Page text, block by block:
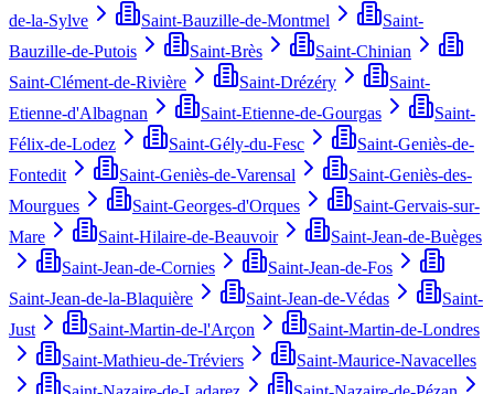
de-la-Sylve
Saint-Bauzille-de-Montmel
Saint-
Bauzille-de-Putois
Saint-Brès
Saint-Chinian
Saint-Clément-de-Rivière
Saint-Drézéry
Saint-
Etienne-d'Albagnan
Saint-Etienne-de-Gourgas
Saint-
Félix-de-Lodez
Saint-Gély-du-Fesc
Saint-Geniès-de-
Fontedit
Saint-Geniès-de-Varensal
Saint-Geniès-des-
Mourgues
Saint-Georges-d'Orques
Saint-Gervais-sur-
Mare
Saint-Hilaire-de-Beauvoir
Saint-Jean-de-Buèges
Saint-Jean-de-Cornies
Saint-Jean-de-Fos
Saint-Jean-de-la-Blaquière
Saint-Jean-de-Védas
Saint-
Just
Saint-Martin-de-l'Arçon
Saint-Martin-de-Londres
Saint-Mathieu-de-Tréviers
Saint-Maurice-Navacelles